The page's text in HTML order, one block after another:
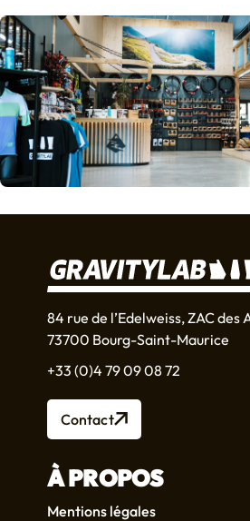
84 rue de l’Edelweiss, ZAC des
73700 Bourg-Saint-Maurice
+33 (0)4 79 09 08 72
Contact
À PROPOS
Mentions légales